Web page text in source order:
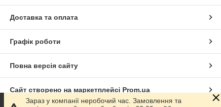
Доставка та оплата
Графік роботи
Повна версія сайту
Сайт створено на маркетплейсі Prom.ua
Зараз у компанії неробочий час. Замовлення та